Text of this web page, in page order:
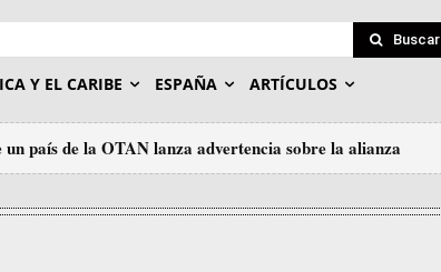
Buscar
Y EL CARIBE ESPAÑA ARTÍCULOS
un país de la OTAN lanza advertencia sobre la alianza